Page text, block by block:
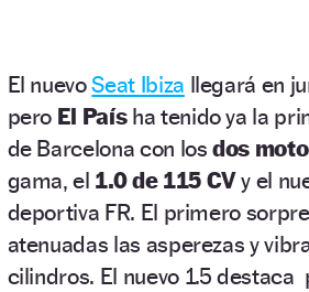
El nuevoSeat Ibiza llegará en
pero El Paísha tenido ya la
de Barcelona con los dos
gama, el 1.0 de 115 CVy el
deportiva FR. El primero
atenuadas las asperezas y
cilindros. El nuevo 1.5 destaca